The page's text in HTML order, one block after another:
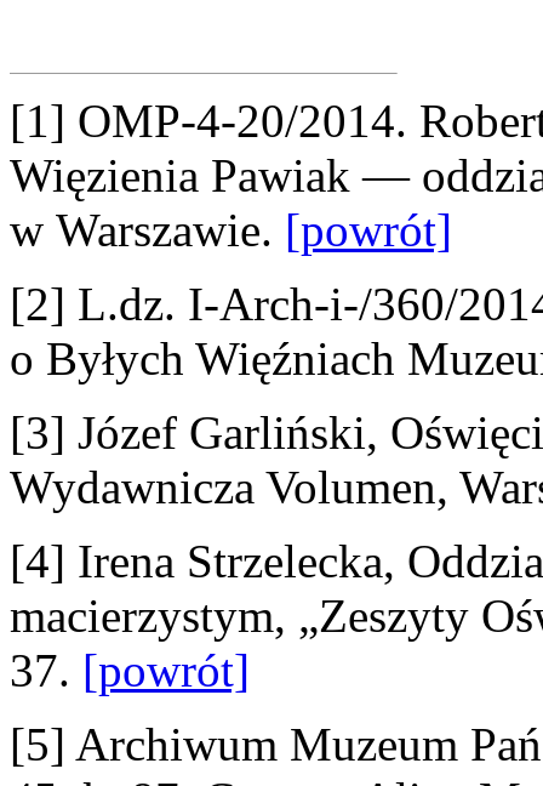
[1] OMP-4-20/2014.
Więzienia Pawiak —
w Warszawie. [powrót]
[2] L.dz. I-Arch-i-/360/
o Byłych Więźniach
[3] Józef Garliński,
Wydawnicza Volumen,
[4] Irena Strzelecka,
macierzystym, „Zeszyty
37. [powrót]
[5] Archiwum Muzeum